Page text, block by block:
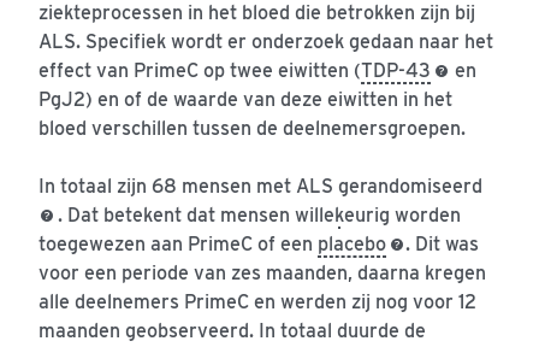
ziekteprocessen in het bloed die betrokken zijn bij
ALS. Specifiek wordt er onderzoek gedaan naar het
effect van PrimeC op twee eiwitten (TDP-43
en
PgJ2) en of de waarde van deze eiwitten in het
bloed verschillen tussen de deelnemersgroepen.
In totaal zijn 68 mensen met ALS gerandomiseerd
. Dat betekent dat mensen willekeurig worden
toegewezen aan PrimeC of een placebo
. Dit was
voor een periode van zes maanden, daarna kregen
alle deelnemers PrimeC en werden zij nog voor 12
maanden geobserveerd. In totaal duurde de